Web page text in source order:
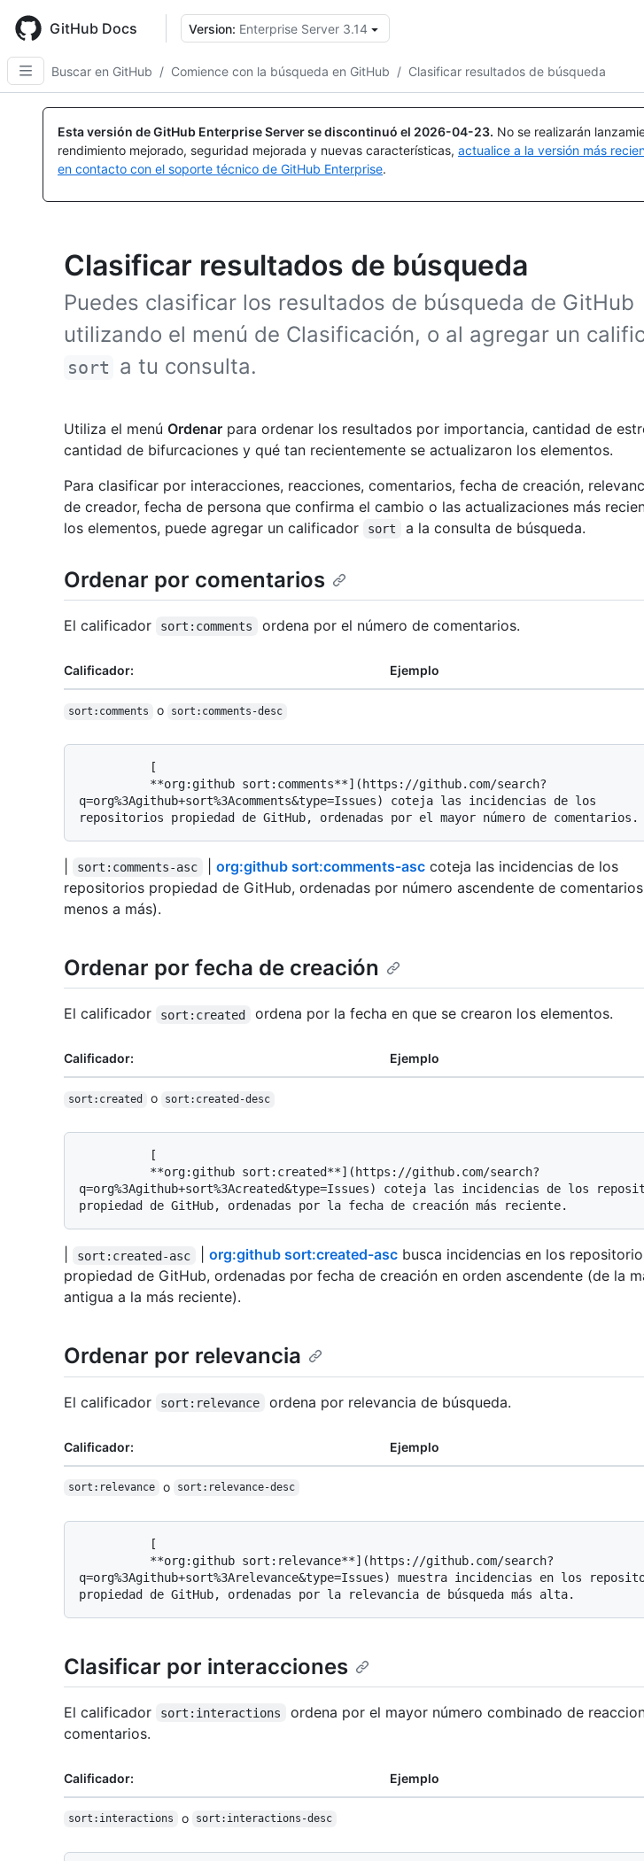
main
content
GitHub Docs Version: Enterprise Server 3.14
Buscar en GitHub / Comience con la búsqueda en GitHub / Clasificar resultados de búsqueda
Esta versión de GitHub Enterprise Server se discontinuó el 2026-04-23. No se realizarán
rendimiento mejorado, seguridad mejorada y nuevas características, actualice a la versión más
en contacto con el soporte técnico de GitHub Enterprise.
Clasificar resultados de búsqueda
Puedes clasificar los resultados de búsqueda de GitHub
utilizando el menú de Clasificación, o al agregar un
sort a tu consulta.
Utiliza el menú Ordenar para ordenar los resultados por importancia, cantidad de
cantidad de bifurcaciones y qué tan recientemente se actualizaron los elementos.
Para clasificar por interacciones, reacciones, comentarios, fecha de creación,
de creador, fecha de persona que confirma el cambio o las actualizaciones más
los elementos, puede agregar un calificador
sort a la consulta de búsqueda.
Ordenar por comentarios
El calificador sort:comments ordena por el número de comentarios.
Calificador: Ejemplo
sort:comments o sort:comments-desc
q=org%3Agithub+sort%3Acomments&type=Issues) coteja las incidencias de los
sort:comments-asc org:github sort:comments-asccoteja las incidencias de los
repositorios propiedad de GitHub, ordenadas por número ascendente de
menos a más).
Ordenar por fecha de creación
El calificador sort:created ordena por la fecha en que se crearon los elementos.
Calificador: Ejemplo
sort:created o sort:created-desc
q=org%3Agithub+sort%3Acreated&type=Issues) coteja las incidencias de los
sort:created-asc org:github sort:created-ascbusca incidencias en los
propiedad de GitHub, ordenadas por fecha de creación en orden ascendente (de la
antigua a la más reciente).
Ordenar por relevancia
El calificador sort:relevance ordena por relevancia de búsqueda.
Calificador: Ejemplo
sort:relevance o sort:relevance-desc
q=org%3Agithub+sort%3Arelevance&type=Issues) muestra incidencias en los
Clasificar por interacciones
El calificador sort:interactions
ordena por el mayor número combinado de
comentarios.
Calificador: Ejemplo
sort:interactions o sort:interactions-desc